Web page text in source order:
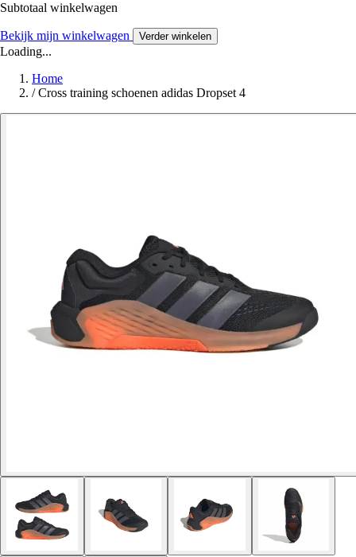
Subtotaal winkelwagen
Bekijk mijn winkelwagen Verder winkelen
Loading...
Home
/ Cross training schoenen adidas Dropset 4